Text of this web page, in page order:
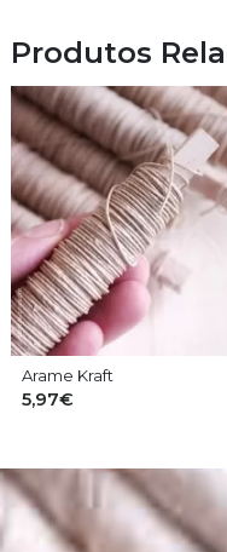
Produtos
Arame Kraft
5,97€